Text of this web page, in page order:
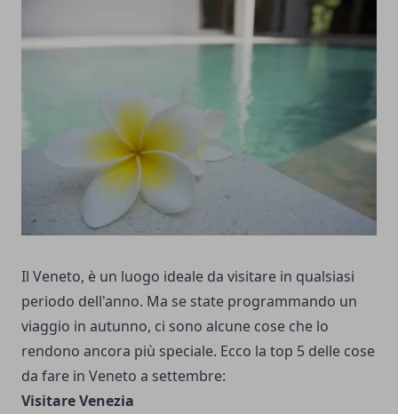
Il Veneto, è un luogo ideale da visitare in qualsiasi
periodo dell'anno. Ma se state programmando un
viaggio in autunno, ci sono alcune cose che lo
rendono ancora più speciale. Ecco la top 5 delle cose
da fare in Veneto a settembre:
Visitare Venezia